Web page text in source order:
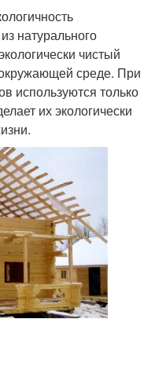
натурального
чистый
среде. При
используются только
их экологически